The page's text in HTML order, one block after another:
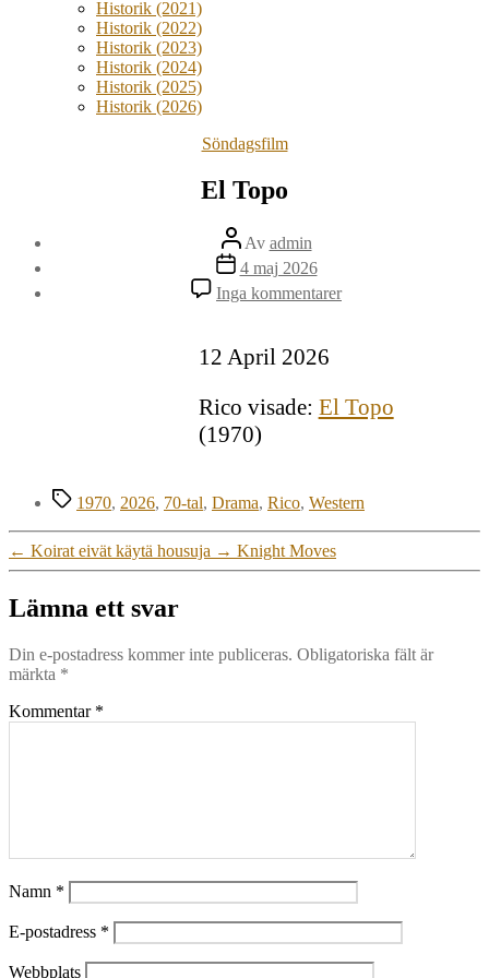
Historik (2021)
Historik (2022)
Historik (2023)
Historik (2024)
Historik (2025)
Historik (2026)
Kategorier
Söndagsfilm
El Topo
Inläggsförfattare
Av admin
Inläggsdatum
4 maj 2026
Inga kommentarertill
El
12 April 2026
Rico visade: El Topo
(1970)
Etiketter
1970, 2026, 70-tal, Drama, Rico, Western
← Koirat eivät käytä housuja → Knight Moves
Lämna ett svar
Din e-postadress kommer inte publiceras. Obligatoriska fält är
märkta *
Kommentar *
Namn *
E-postadress *
Webbplats